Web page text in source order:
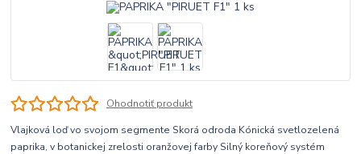
Ohodnotiť produkt
Vlajková loď vo svojom segmente Skorá odroda Kónická svetlozelená
paprika, v botanickej zrelosti oranžovej farby Silný koreňový systém